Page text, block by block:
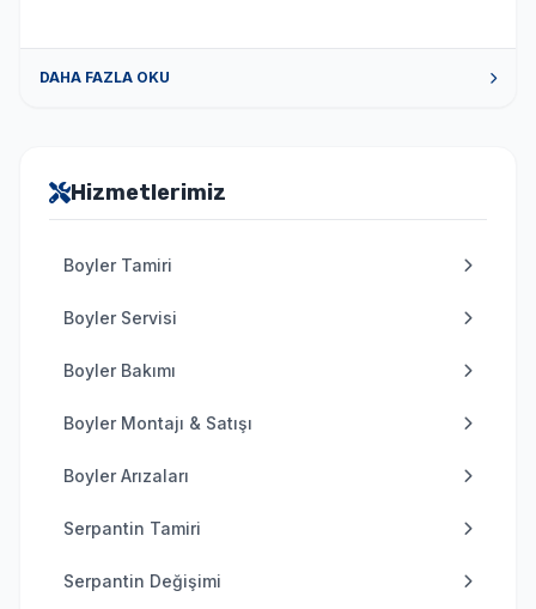
DAHA FAZLA OKU
Hizmetlerimiz
Boyler Tamiri
Boyler Servisi
Boyler Bakımı
Boyler Montajı & Satışı
Boyler Arızaları
Serpantin Tamiri
Serpantin Değişimi